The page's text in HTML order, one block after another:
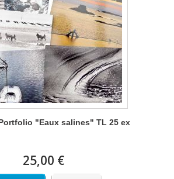
"Eaux salines" TL 25 ex
25,00 €